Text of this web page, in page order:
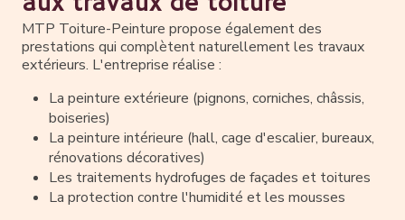
MTP Toiture-Peinture propose également des
prestations qui complètent naturellement les travaux
extérieurs. L'entreprise réalise :
La peinture extérieure (pignons, corniches, châssis,
boiseries)
La peinture intérieure (hall, cage d'escalier, bureaux,
rénovations décoratives)
Les traitements hydrofuges de façades et toitures
La protection contre l'humidité et les mousses